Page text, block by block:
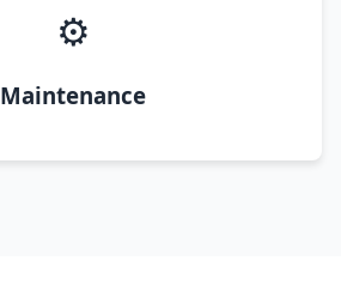
⚙️
Maintenance